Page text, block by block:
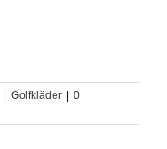
Golfkläder
0